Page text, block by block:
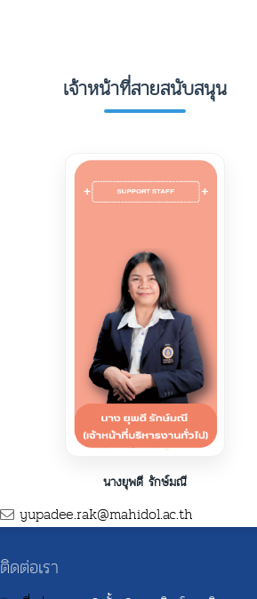
เจ้าหน้าที่สายสนับสนุน
นางยุพดี รักษ์มณี
yupadee.rak@mahidol.ac.th
ติดต่อเรา